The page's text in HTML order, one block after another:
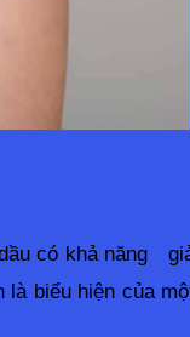
có khả năng
là biểu hiện của